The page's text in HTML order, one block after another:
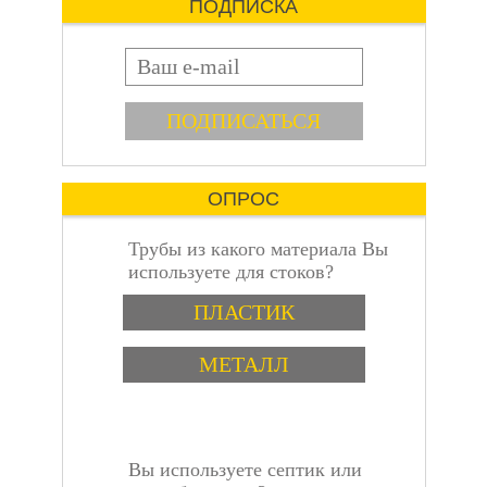
не теряет свои
влагой. Это позволяет
использовать его для
герметизации мест,
которые подвержены
Адгезия
Огнестойкий герметик
хорошо прилипает к
материалам, таким как
стекло, металл, камень
и древесина. Это
свойство делает его
идеальным для
герметизации
отверстий в различных
Огнестойкий герметик
пошаговая
ПОДПИСКА
E-mail
ОПРОС
Трубы из какого материала Вы
используете для стоков?
ВариантыПЛАСТИК
МЕТАЛЛ
Вы используете септик или